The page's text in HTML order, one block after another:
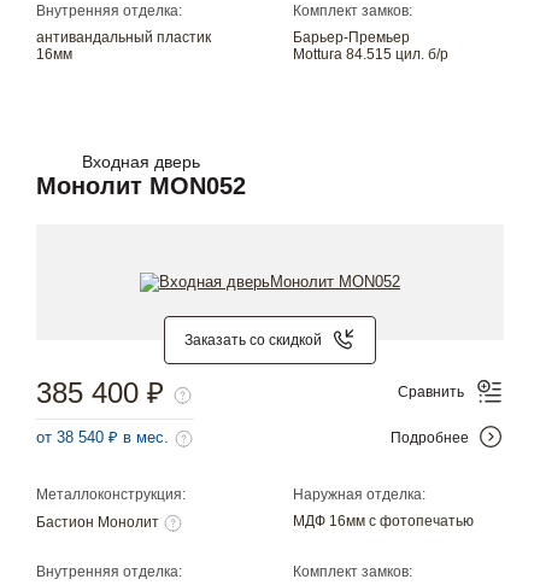
Внутренняя отделка:
антивандальный пластик
16мм
Комплект замков:
Барьер-Премьер
Mottura 84.515 цил. б/р
Входная дверь
Монолит MON052
Заказать со скидкой
Металлоконструкция:
Бастион Монолит
Наружная отделка:
МДФ 16мм с фотопечатью
Внутренняя отделка:
Комплект замков:
385 400 ₽
от 38 540 ₽ в мес.
Сравнить
Подробнее